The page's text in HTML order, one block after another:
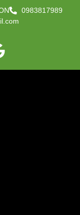
0983817989